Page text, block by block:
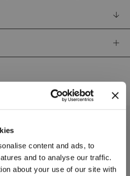
content and ads, to
and to analyse our traffic.
about your use of our site with
i front gjør den enkel å ta av og
temperaturregulering. Med praktiske
tilbyr denne hettegenseren den